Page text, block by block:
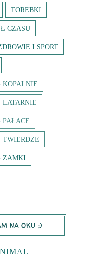
TOREBKI
CZASU
I SPORT
KOPALNIE
LATARNIE
PAŁACE
TWIERDZE
ZAMKI
NA OKU ;)